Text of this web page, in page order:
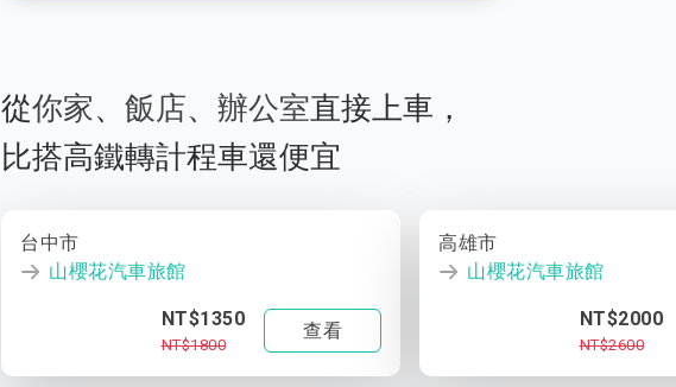
從你家、 飯店、 辦公室直接上車，
比搭高鐵轉計程車還便宜
台中市
山櫻花汽車旅館
NT$1350
NT$1800
查看
高雄市
山櫻花汽車旅館
NT$2000
NT$2600